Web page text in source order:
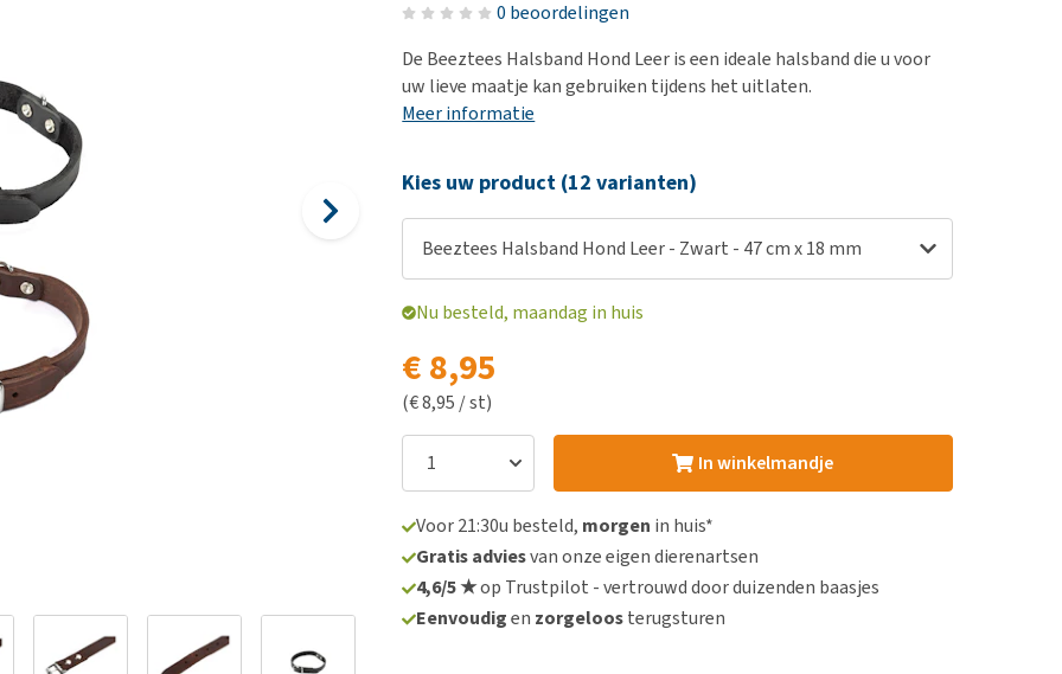
Puppy benodigdheden
Bekijk alles
Overgewicht en conditie
Spieren, pezen en botten
Bekijk alles
0 beoordelingen
De Beeztees Halsband Hond Leer is een ideale halsband die u voor
uw lieve maatje kan gebruiken tijdens het uitlaten.
Meer informatie
Kies uw product (12 varianten)
Beeztees Halsband Hond Leer - Zwart - 47 cm x 18 mm
Nu besteld, maandag in huis
€ 8,95
(€ 8,95 / st)
In winkelmandje
Voor 21:30u besteld, morgen in huis*
Gratis adviesvan onze eigen dierenartsen
4,6/5 ★op Trustpilot - vertrouwd door duizenden baasjes
Eenvoudigen zorgeloosterugsturen